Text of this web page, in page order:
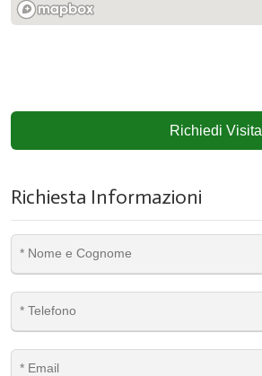
Richiedi Visita
Richiesta Informazioni